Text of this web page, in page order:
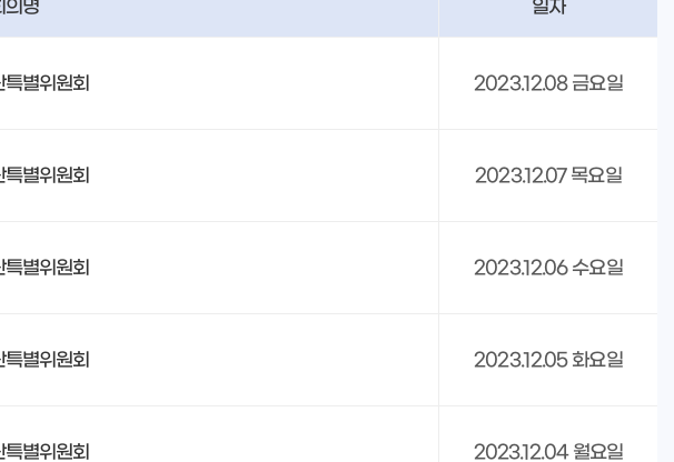
의명 일자
별위원회 2023.12.08 금요일
별위원회 2023.12.07 목요일
별위원회 2023.12.06 수요일
별위원회 2023.12.05 화요일
별위원회 2023.12.04 월요일